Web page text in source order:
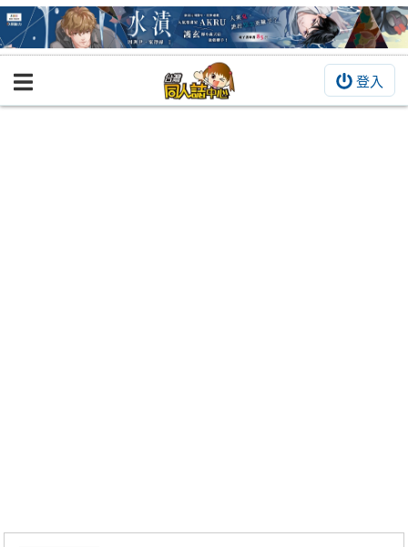
登入
BOOKY書集倉庫
繪圖藝廊